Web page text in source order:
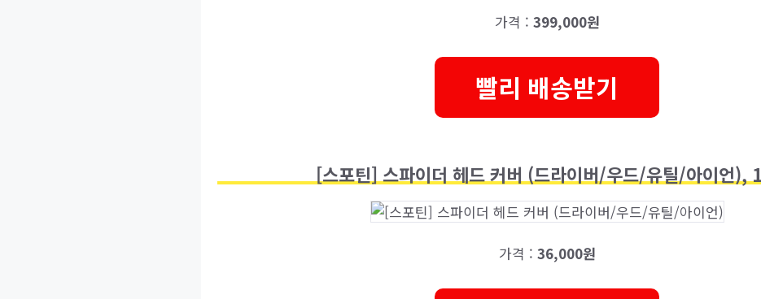
가격 : 399,000원
빨리 배송받기
[스포틴] 스파이더 헤드 커버 (드라이버/우드/유틸/아이언),
가격 : 36,000원